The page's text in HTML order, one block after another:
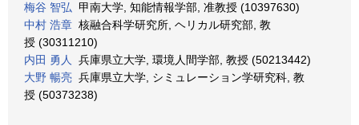
梅谷 智弘 甲南大学, 知能情報学部, 准教授 (10397630)
中村 浩章 核融合科学研究所, ヘリカル研究部, 教
授 (30311210)
内田 勇人
兵庫県立大学, 環境人間学部, 教授 (50213442)
大野 暢亮 兵庫県立大学, シミュレーション学研究科, 教
授 (50373238)